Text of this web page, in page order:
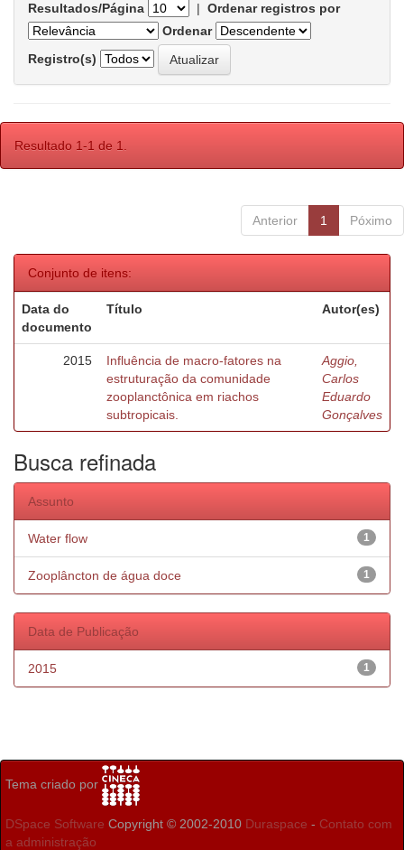
Resultados/Página | Ordenar registros por
Ordenar
Registro(s)
Resultado 1-1 de 1.
Anterior 1 Póximo
Conjunto de itens:
Data do
documento
Título Autor(es)
2015
Influência de macro-fatores na
estruturação da comunidade
zooplanctônica em riachos
subtropicais.
Aggio,
Carlos
Eduardo
Gonçalves
Busca refinada
Assunto
1
Water flow
1
Zooplâncton de água doce
Data de Publicação
1
2015
Tema criado por
DSpace Software Copyright © 2002-2010 Duraspace - Contato com
a administração